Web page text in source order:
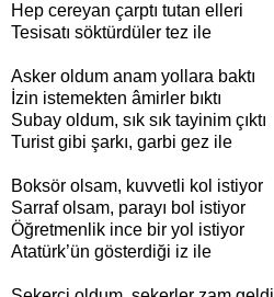
Hep cereyan çarptı tutan elleri
Tesisatı söktürdüler tez ile
Asker oldum anam yollara baktı
İzin istemekten âmirler bıktı
Subay oldum, sık sık tayinim çıktı
Turist gibi şarkı, garbi gez ile
Boksör olsam, kuvvetli kol istiyor
Sarraf olsam, parayı bol istiyor
Öğretmenlik ince bir yol istiyor
Atatürk’ün gösterdiği iz ile